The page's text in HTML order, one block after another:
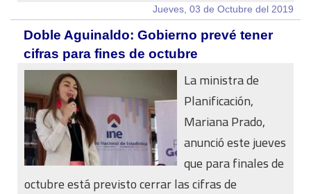
Jueves, 03 de Octubre del 2019
Doble Aguinaldo: Gobierno prevé tener
cifras para fines de octubre
La ministra de
Planificación,
Mariana Prado,
anunció este jueves
que para finales de
octubre está previsto cerrar las cifras de